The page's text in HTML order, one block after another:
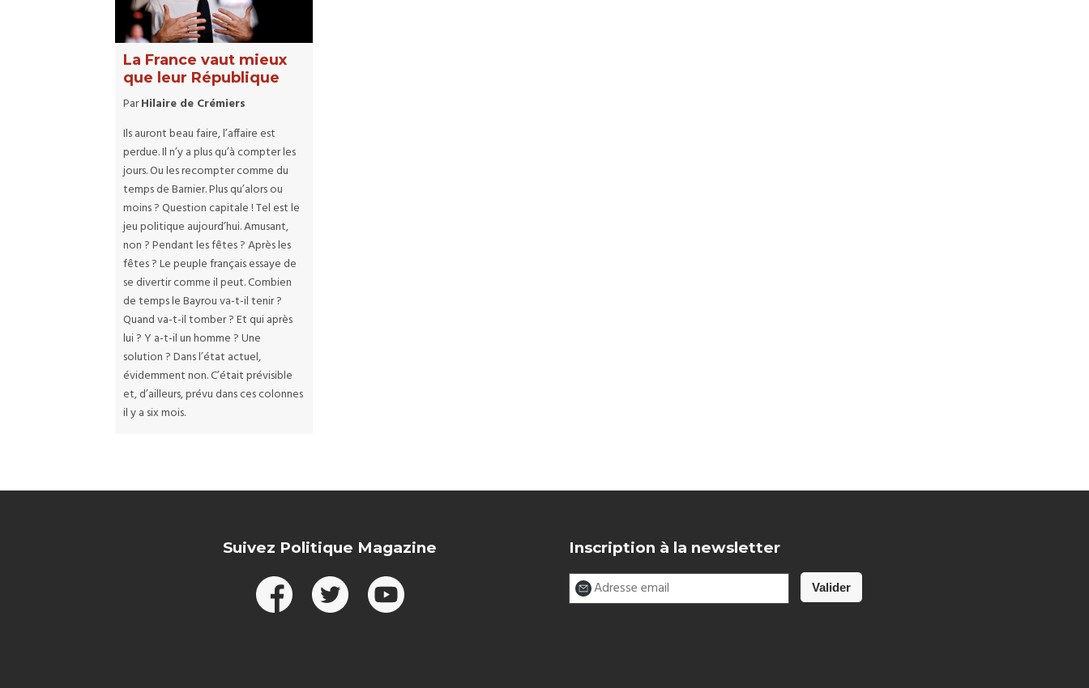
La France vaut mieux
que leur République
ParHilaire de Crémiers
Ils auront beau faire, l’affaire est
perdue. Il n’y a plus qu’à compter les
jours. Ou les recompter comme du
temps de Barnier. Plus qu’alors ou
moins ? Question capitale ! Tel est le
jeu politique aujourd’hui. Amusant,
non ? Pendant les fêtes ? Après les
fêtes ? Le peuple français essaye de
se divertir comme il peut. Combien
de temps le Bayrou va-t-il tenir ?
Quand va-t-il tomber ? Et qui après
lui ? Y a-t-il un homme ? Une
solution ? Dans l’état actuel,
évidemment non. C’était prévisible
et, d’ailleurs, prévu dans ces colonnes
il y a six mois.
Suivez Politique Magazine Inscription à la newsletter